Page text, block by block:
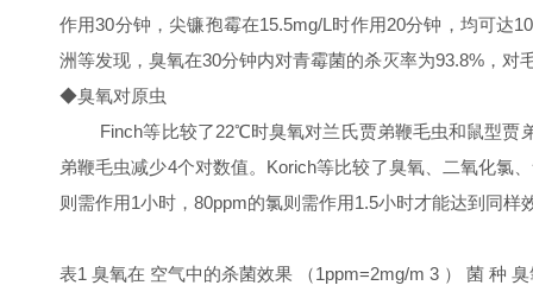
作用30分钟，尖镰孢霉在15.5mg/L时作用20分钟，均可达
洲等发现，臭氧在30分钟内对青霉菌的杀灭率为93.8%，
◆臭氧对原虫
Finch等比较了22℃时臭氧对兰氏贾弟鞭毛虫和鼠型贾弟
弟鞭毛虫减少4个对数值。Korich等比较了臭氧、二氧化氯
则需作用1小时，80ppm的氯则需作用1.5小时才能达到同样
表1 臭氧在 空气中的杀菌效果 （1ppm=2mg/m 3 ） 菌 种